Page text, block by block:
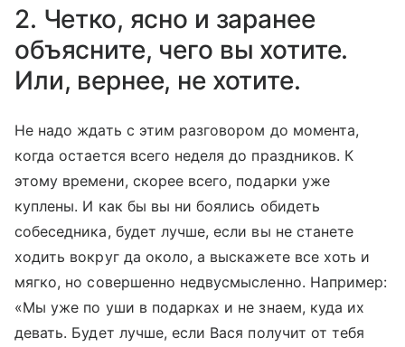
2. Четко, ясно и заранее
объясните, чего вы хотите.
Или, вернее, не хотите.
Не надо ждать с этим разговором до момента,
когда остается всего неделя до праздников. К
этому времени, скорее всего, подарки уже
куплены. И как бы вы ни боялись обидеть
собеседника, будет лучше, если вы не станете
ходить вокруг да около, а выскажете все хоть и
мягко, но совершенно недвусмысленно. Например:
«Мы уже по уши в подарках и не знаем, куда их
девать. Будет лучше, если Вася получит от тебя